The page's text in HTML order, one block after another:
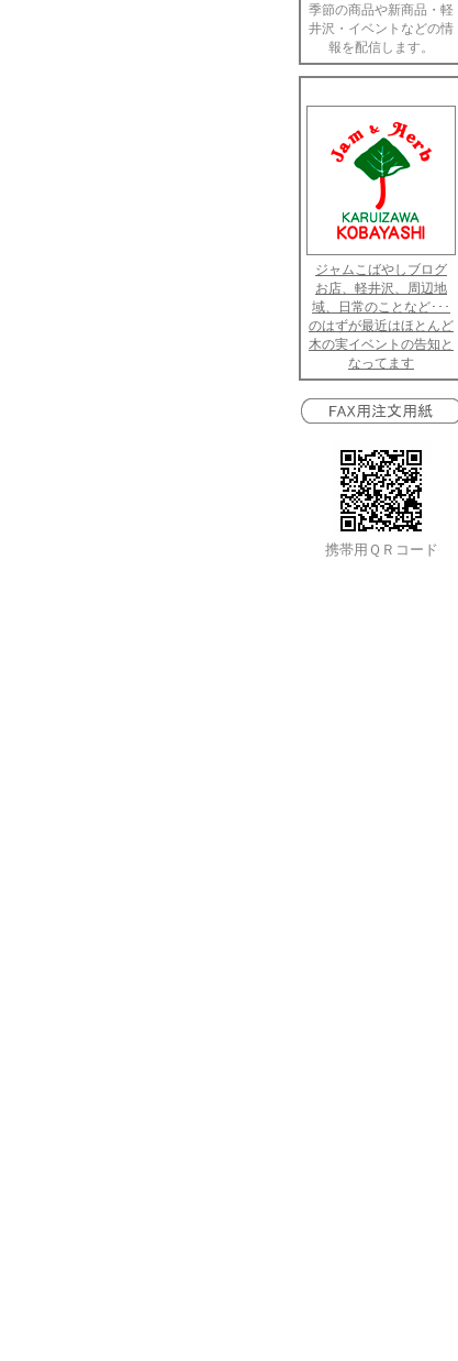
季節の商品や新商品・軽
井沢・イベントなどの情
報を配信します。
ジャムこばやしブログ
お店、軽井沢、周辺地
域、日常のことなど･･･
のはずが最近はほとんど
木の実イベントの告知と
なってます
携帯用ＱＲコード